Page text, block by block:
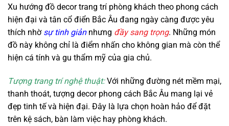
Xu hướng đồ decor trang trí phòng khách theo phong cách
hiện đại và tân cổ điển Bắc Âu đang ngày càng được yêu
thích nhờ sự tinh giảnnhưng đầy sang trọng. Những món
đồ này không chỉ là điểm nhấn cho không gian mà còn thể
hiện cá tính và gu thẩm mỹ của gia chủ.
Tượng trang trí nghệ thuật:Với những đường nét mềm mại,
thanh thoát, tượng decor phong cách Bắc Âu mang lại vẻ
đẹp tinh tế và hiện đại. Đây là lựa chọn hoàn hảo để đặt
trên kệ sách, bàn làm việc hay phòng khách.